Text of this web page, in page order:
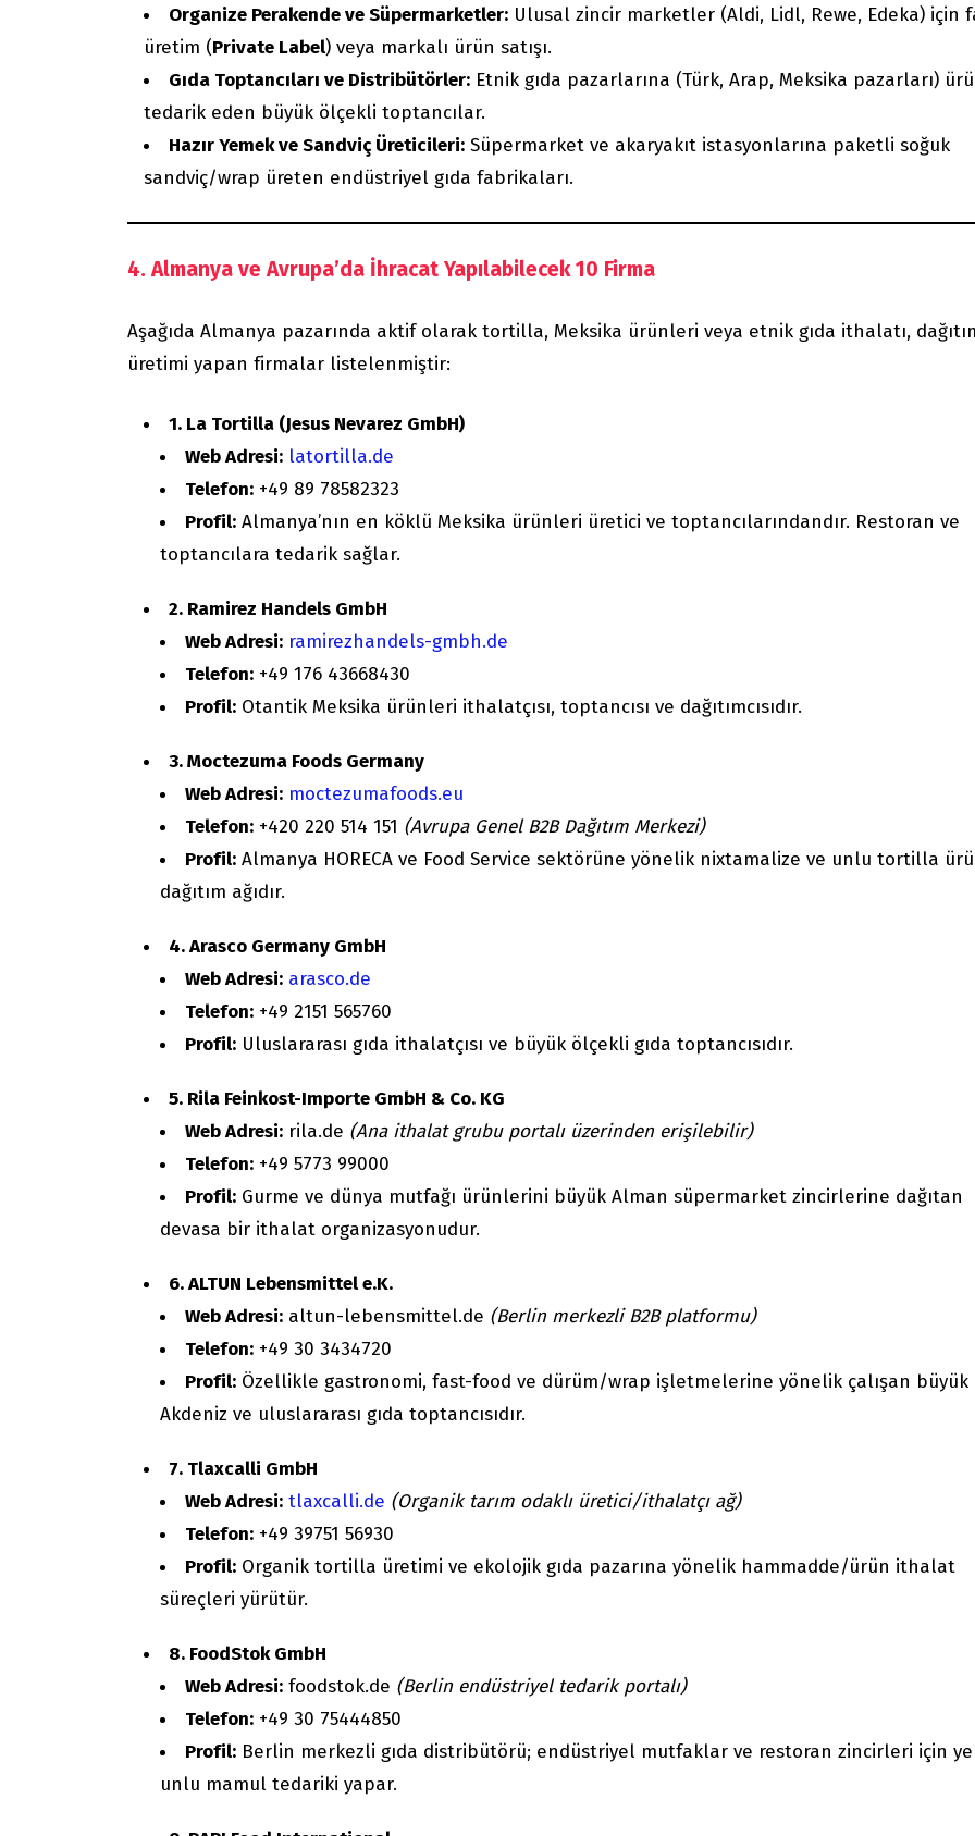
Organize Perakende ve Süpermarketler: Ulusal zincir marketler (Aldi, Lidl, Rewe, Edeka) için
üretim (Private Label) veya markalı ürün satışı.
Gıda Toptancıları ve Distribütörler: Etnik gıda pazarlarına (Türk, Arap, Meksika pazarları)
tedarik eden büyük ölçekli toptancılar.
Hazır Yemek ve Sandviç Üreticileri: Süpermarket ve akaryakıt istasyonlarına paketli soğuk
sandviç/wrap üreten endüstriyel gıda fabrikaları.
4. Almanya ve Avrupa’da İhracat Yapılabilecek 10 Firma
Aşağıda Almanya pazarında aktif olarak tortilla, Meksika ürünleri veya etnik gıda ithalatı,
üretimi yapan firmalar listelenmiştir:
1. La Tortilla (Jesus Nevarez GmbH)
Web Adresi: latortilla.de
Telefon: +49 89 78582323
Profil: Almanya’nın en köklü Meksika ürünleri üretici ve toptancılarındandır. Restoran ve
toptancılara tedarik sağlar.
2. Ramirez Handels GmbH
Web Adresi: ramirezhandels-gmbh.de
Telefon: +49 176 43668430
Profil: Otantik Meksika ürünleri ithalatçısı, toptancısı ve dağıtımcısıdır.
3. Moctezuma Foods Germany
Web Adresi: moctezumafoods.eu
Telefon: +420 220 514 151 (Avrupa Genel B2B Dağıtım Merkezi)
Profil: Almanya HORECA ve Food Service sektörüne yönelik nixtamalize ve unlu tortilla
dağıtım ağıdır.
4. Arasco Germany GmbH
Web Adresi: arasco.de
Telefon: +49 2151 565760
Profil: Uluslararası gıda ithalatçısı ve büyük ölçekli gıda toptancısıdır.
5. Rila Feinkost-Importe GmbH & Co. KG
Web Adresi: rila.de (Ana ithalat grubu portalı üzerinden erişilebilir)
Telefon: +49 5773 99000
Profil: Gurme ve dünya mutfağı ürünlerini büyük Alman süpermarket zincirlerine dağıtan
devasa bir ithalat organizasyonudur.
6. ALTUN Lebensmittel e.K.
Web Adresi: altun-lebensmittel.de (Berlin merkezli B2B platformu)
Telefon: +49 30 3434720
Profil: Özellikle gastronomi, fast-food ve dürüm/wrap işletmelerine yönelik çalışan büyük
Akdeniz ve uluslararası gıda toptancısıdır.
7. Tlaxcalli GmbH
Web Adresi: tlaxcalli.de (Organik tarım odaklı üretici/ithalatçı ağ)
Telefon: +49 39751 56930
Profil: Organik tortilla üretimi ve ekolojik gıda pazarına yönelik hammadde/ürün ithalat
süreçleri yürütür.
8. FoodStok GmbH
Web Adresi: foodstok.de (Berlin endüstriyel tedarik portalı)
Telefon: +49 30 75444850
Profil: Berlin merkezli gıda distribütörü; endüstriyel mutfaklar ve restoran zincirleri için
unlu mamul tedariki yapar.